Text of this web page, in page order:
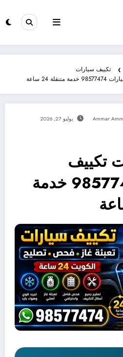
تكييف سيارات
24 ساعة
Ammar يوليو 27, 2026
تكييف
سيارات 98577474 خدمة